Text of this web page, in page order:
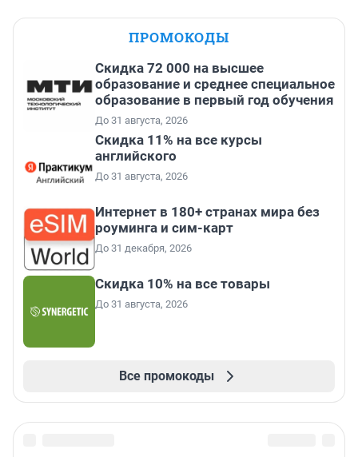
ПРОМОКОДЫ
Скидка 72 000 на высшее
образование и среднее специальное
образование в первый год обучения
До 31 августа, 2026
Скидка 11% на все курсы
английского
До 31 августа, 2026
Интернет в 180+ странах мира без
роуминга и сим-карт
До 31 декабря, 2026
Скидка 10% на все товары
До 31 августа, 2026
Все промокоды